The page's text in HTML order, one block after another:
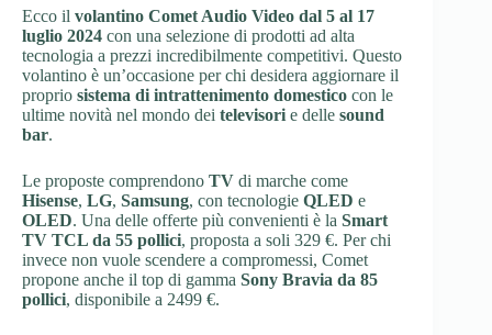
Ecco il volantino Comet Audio Video dal 5 al 17
luglio 2024 con una selezione di prodotti ad alta
tecnologia a prezzi incredibilmente competitivi. Questo
volantino è un’occasione per chi desidera aggiornare il
proprio sistema di intrattenimento domestico con le
ultime novità nel mondo dei televisori e delle sound
bar.
Le proposte comprendono TV di marche come
Hisense, LG, Samsung, con tecnologie QLED e
OLED. Una delle offerte più convenienti è la Smart
TV TCL da 55 pollici, proposta a soli 329 €. Per chi
invece non vuole scendere a compromessi, Comet
propone anche il top di gamma Sony Bravia da 85
pollici, disponibile a 2499 €.